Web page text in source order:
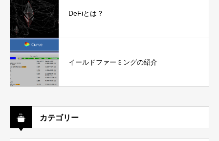
DeFiとは？
イールドファーミングの紹介
カテゴリー